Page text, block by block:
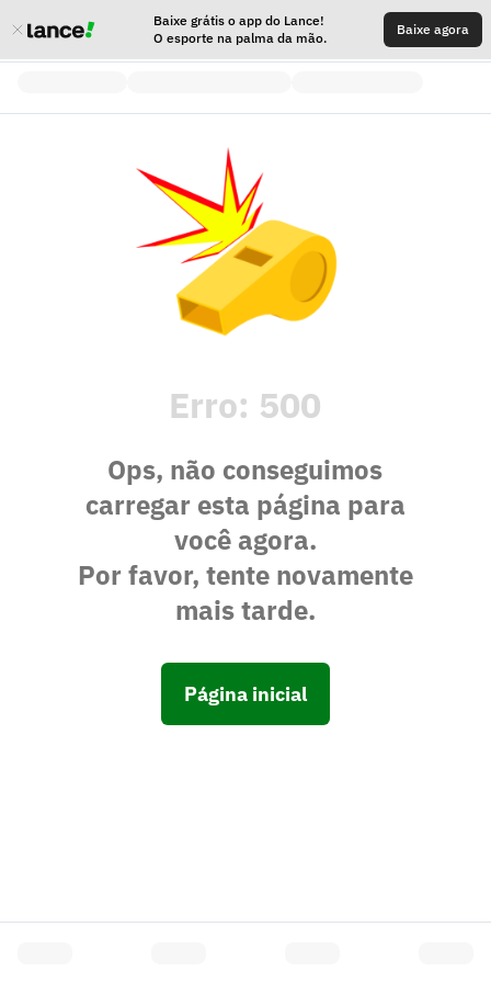
Baixe grátis o app do Lance!
O esporte na palma da mão.
Baixe agora
Erro: 500
Ops, não conseguimos
carregar esta página para
você agora.
Por favor, tente novamente
mais tarde.
Página inicial